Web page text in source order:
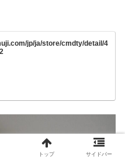
jp/ja/store/cmdty/detail/4
トップ サイドバー